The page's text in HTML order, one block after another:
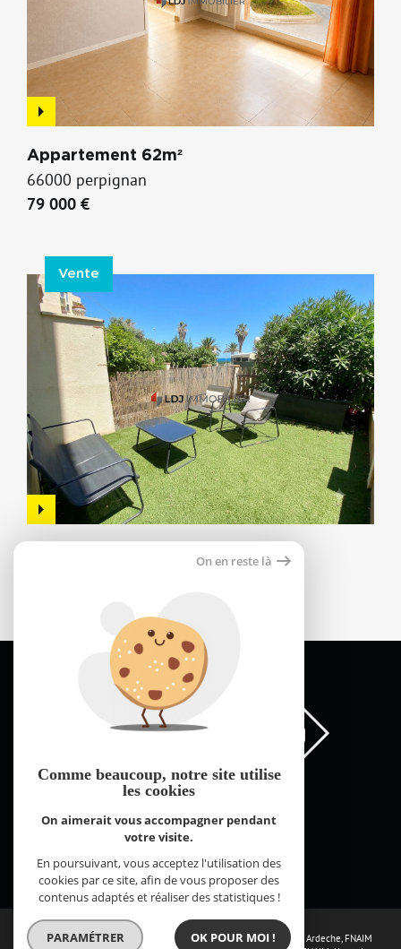
Appartement 62m²
66000 perpignan
79 000 €
Vente
FNAIM Pyrénées Orientales © 2026 | Tous droits réservés |
Réalisé par
Les sites de la fédération :FNAIM Loire Atlantique, FNAIM Drome Ardeche, FNAIM
On en reste là
Comme beaucoup, notre site utilise
les cookies
On aimerait vous accompagner pendant
votre visite.
En poursuivant, vous acceptez l'utilisation des
cookies par ce site, afin de vous proposer des
contenus adaptés et réaliser des statistiques !
PARAMÉTRER OK POUR MOI !